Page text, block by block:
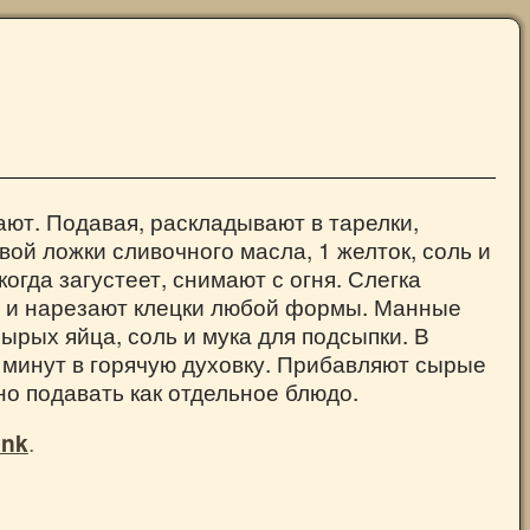
Подавая, раскладывают в тарелки,
ложки сливочного масла, 1 желток, соль и
загустеет, снимают с огня. Слегка
и нарезают клецки любой формы. Манные
яйца, соль и мука для подсыпки. В
в горячую духовку. Прибавляют сырые
как отдельное блюдо.
.